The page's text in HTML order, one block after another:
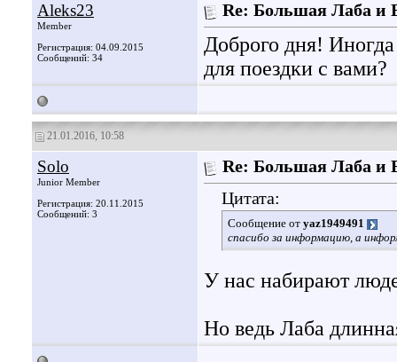
Aleks23
Member
Регистрация: 04.09.2015
Сообщений: 34
Re: Большая Лаба и
Доброго дня!
для поездки с вами?
21.01.2016, 10:58
Solo
Junior Member
Регистрация: 20.11.2015
Сообщений: 3
Re: Большая Лаба и
Цитата:
Сообщение от yaz1949491
спасибо за информацию, а
У нас набирают
Но ведь Лаба